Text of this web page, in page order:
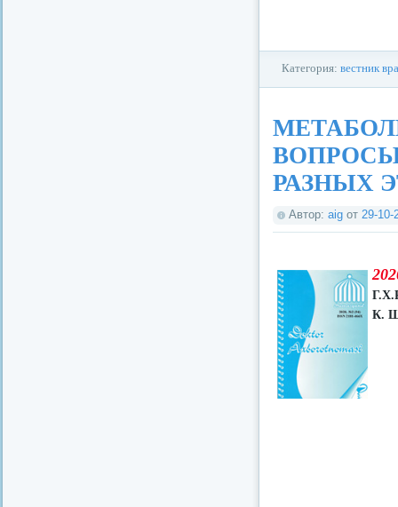
Категория: вестник
РАЗНЫХ
Автор: aig от 29-10-
К.